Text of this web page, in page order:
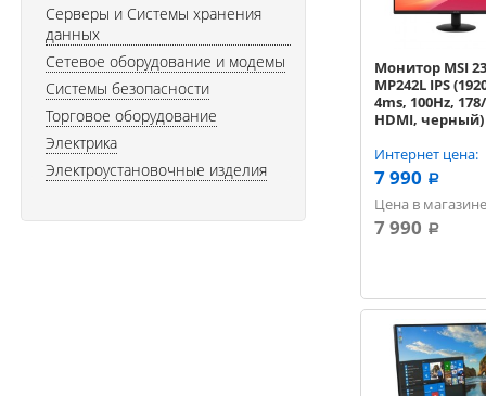
Монитор MSI
MP242L IPS
4ms, 100Hz,
HDMI,
Интернет цена:
7 990 a
Цена в
7 990 a
Серверы и Системы хранения
данных
Сетевое оборудование и модемы
Системы безопасности
Торговое оборудование
Электрика
Электроустановочные изделия